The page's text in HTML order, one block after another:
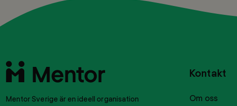
startsidan
Mentor Sverige är en ideell organisation
Kontakt
Om oss